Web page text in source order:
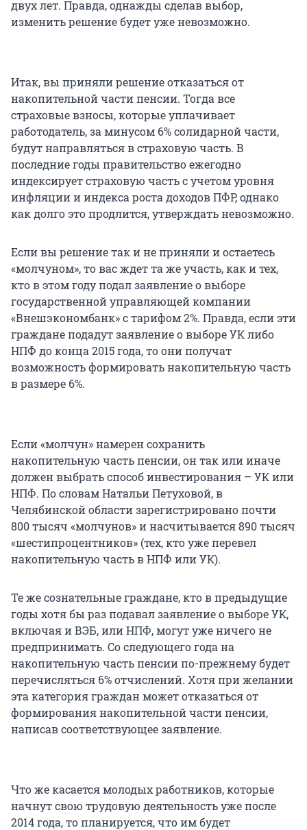
двух лет. Правда, однажды сделав выбор,
изменить решение будет уже невозможно.
Итак, вы приняли решение отказаться от
накопительной части пенсии. Тогда все
страховые взносы, которые уплачивает
работодатель, за минусом 6% солидарной части,
будут направляться в страховую часть. В
последние годы правительство ежегодно
индексирует страховую часть с учетом уровня
инфляции и индекса роста доходов ПФР, однако
как долго это продлится, утверждать невозможно.
Если вы решение так и не приняли и остаетесь
«молчуном», то вас ждет та же участь, как и тех,
кто в этом году подал заявление о выборе
государственной управляющей компании
«Внешэкономбанк» с тарифом 2%. Правда, если эти
граждане подадут заявление о выборе УК либо
НПФ до конца 2015 года, то они получат
возможность формировать накопительную часть
в размере 6%.
Если «молчун» намерен сохранить
накопительную часть пенсии, он так или иначе
должен выбрать способ инвестирования – УК или
НПФ. По словам Натальи Петуховой, в
Челябинской области зарегистрировано почти
800 тысяч «молчунов» и насчитывается 890 тысяч
«шестипроцентников» (тех, кто уже перевел
накопительную часть в НПФ или УК).
Те же сознательные граждане, кто в предыдущие
годы хотя бы раз подавал заявление о выборе УК,
включая и ВЭБ, или НПФ, могут уже ничего не
предпринимать. Со следующего года на
накопительную часть пенсии по-прежнему будет
перечисляться 6% отчислений. Хотя при желании
эта категория граждан может отказаться от
формирования накопительной части пенсии,
написав соответствующее заявление.
Что же касается молодых работников, которые
начнут свою трудовую деятельность уже после
2014 года, то планируется, что им будет